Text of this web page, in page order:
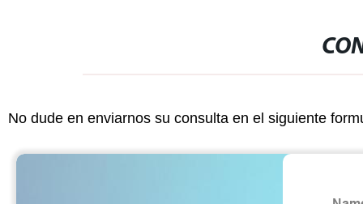
No dude en enviarnos su consulta en el siguiente